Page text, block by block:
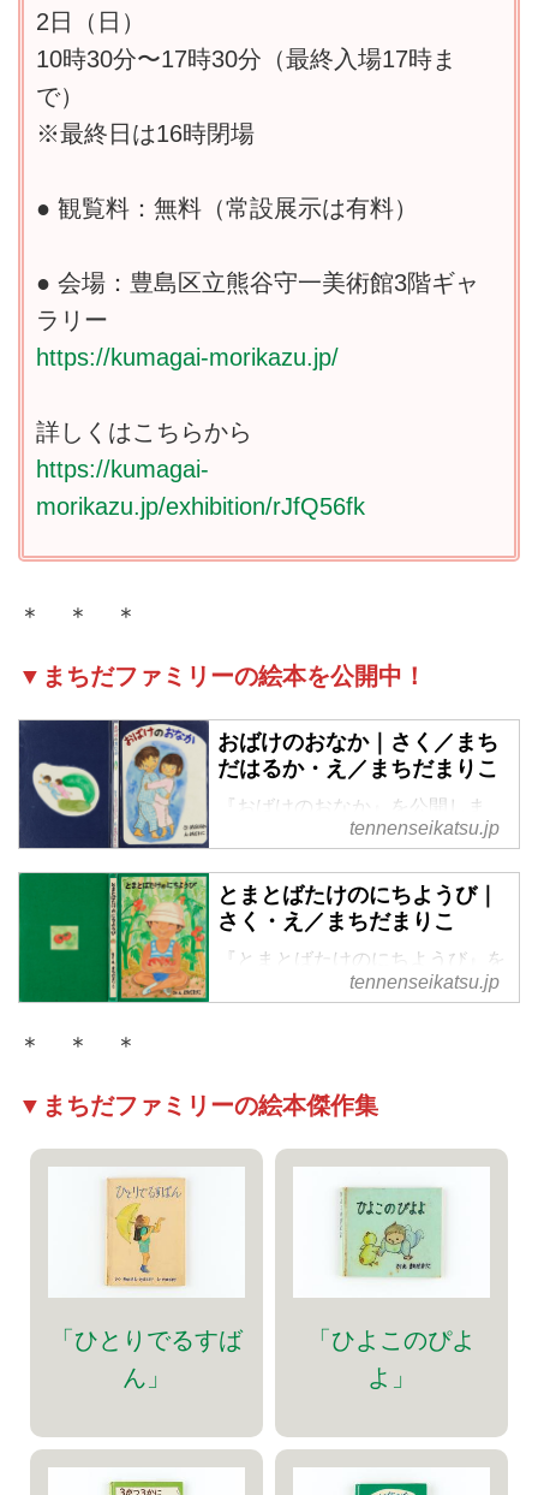
2日（日）
10時30分〜17時30分（最終入場17時ま
で）
※最終日は16時閉場
● 観覧料：無料（常設展示は有料）
● 会場：豊島区立熊谷守一美術館3階ギャ
ラリー
https://kumagai-morikazu.jp/
詳しくはこちらから
https://kumagai-
morikazu.jp/exhibition/rJfQ56fk
＊ ＊ ＊
▼まちだファミリーの絵本を公開中！
おばけのおなか｜さく／まち
だはるか・え／まちだまりこ
『おばけのおなか』を公開しま
す。町田家で実際にあったストー
っとした怖いもの見たさがうまく
現れています。おばけのおなかの
tennenseikatsu.jp
とまとばたけのにちようび｜
さく・え／まちだまりこ
『とまとばたけのにちようび』を
公開します。子どもに土いじりを
tennenseikatsu.jp
＊ ＊ ＊
▼まちだファミリーの絵本傑作集
「ひとりでるすば
ん」
「ひよこのぴよ
よ」